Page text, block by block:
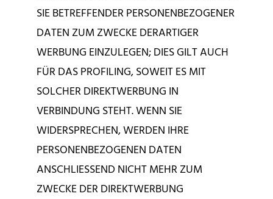
SIE BETREFFENDER PERSONENBEZOGENER
DATEN ZUM ZWECKE DERARTIGER
WERBUNG EINZULEGEN; DIES GILT AUCH
FÜR DAS PROFILING, SOWEIT ES MIT
SOLCHER DIREKTWERBUNG IN
VERBINDUNG STEHT. WENN SIE
WIDERSPRECHEN, WERDEN IHRE
PERSONENBEZOGENEN DATEN
ANSCHLIESSEND NICHT MEHR ZUM
ZWECKE DER DIREKTWERBUNG